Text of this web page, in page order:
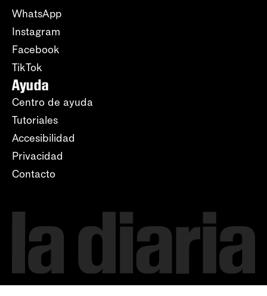
WhatsApp
Instagram
Facebook
TikTok
Ayuda
Centro de ayuda
Tutoriales
Accesibilidad
Privacidad
Contacto